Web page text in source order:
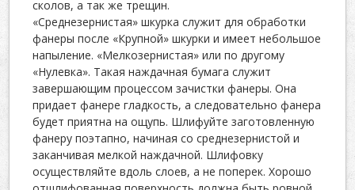
сколов, а так же трещин.
«Среднезернистая» шкурка служит для обработки
фанеры после «Крупной» шкурки и имеет небольшое
напыление. «Мелкозернистая» или по другому
«Нулевка». Такая наждачная бумага служит
завершающим процессом зачистки фанеры. Она
придает фанере гладкость, а следовательно фанера
будет приятна на ощупь. Шлифуйте заготовленную
фанеру поэтапно, начиная со среднезернистой и
заканчивая мелкой наждачной. Шлифовку
осуществляйте вдоль слоев, а не поперек. Хорошо